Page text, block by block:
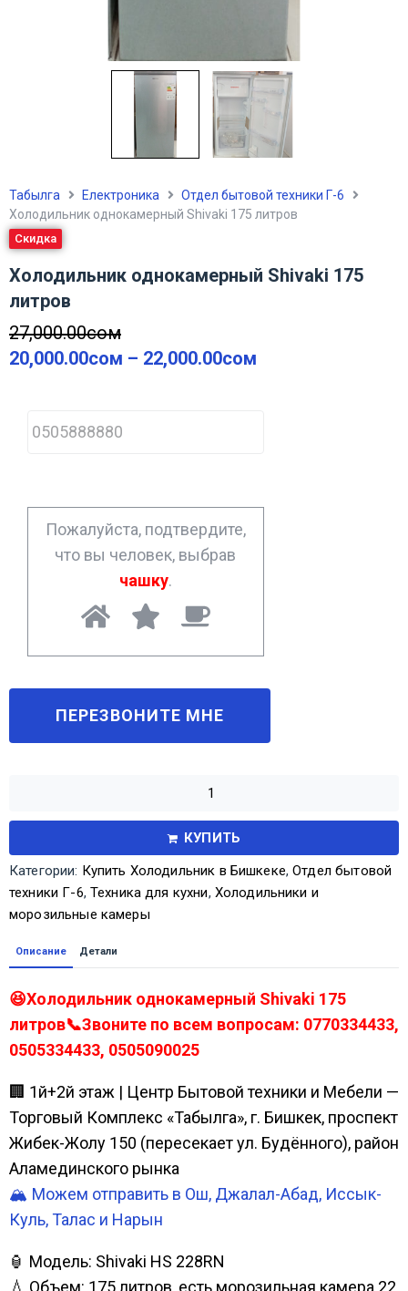
Табылга Електроника
Отдел бытовой техники Г-6
Холодильник однокамерный Shivaki 175 литров
Скидка
Холодильник однокамерный Shivaki 175
литров
27,000.00сом
20,000.00сом – 22,000.00сом
h
o
*
Пожалуйста, подтвердите,
что вы человек, выбрав
чашку.
КУПИТЬ
Категории: Купить Холодильник в Бишкеке,Отдел бытовой
техники Г-6, Техника для кухни, Холодильники и
морозильные камеры
Описание Детали
😆Холодильник однокамерный Shivaki 175
литров📞Звоните по всем вопросам: 0770334433,
0505334433, 0505090025
🏢 1й+2й этаж | Центр Бытовой техники и Мебели —
Торговый Комплекс «Табылга», г. Бишкек, проспект
Жибек-Жолу 150 (пересекает ул. Будённого), район
Аламединского рынка
🏔️ Можем отправить в Ош, Джалал-Абад, Иссык-
Куль, Талас и Нарын
🏮 Модель: Shivaki HS 228RN
💧 Объем: 175 литров, есть морозильная камера 22